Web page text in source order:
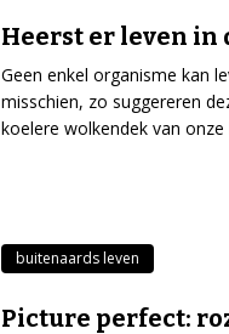
Heerst er leven in
Geen enkel organisme kan
misschien, zo suggereren
koelere wolkendek van onze
buitenaards leven
Picture perfect: